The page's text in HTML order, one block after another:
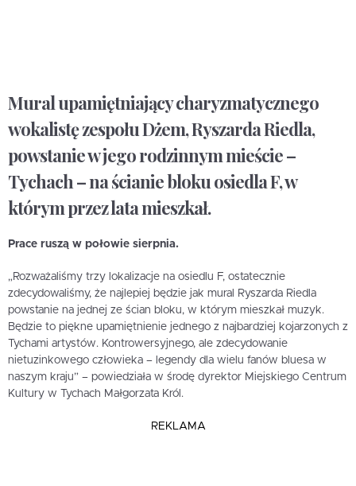
Mural upamiętniający charyzmatycznego
wokalistę zespołu Dżem, Ryszarda Riedla,
powstanie w jego rodzinnym mieście –
Tychach – na ścianie bloku osiedla F, w
którym przez lata mieszkał.
Prace ruszą w połowie sierpnia.
„Rozważaliśmy trzy lokalizacje na osiedlu F, ostatecznie
zdecydowaliśmy, że najlepiej będzie jak mural Ryszarda Riedla
powstanie na jednej ze ścian bloku, w którym mieszkał muzyk.
Będzie to piękne upamiętnienie jednego z najbardziej kojarzonych z
Tychami artystów. Kontrowersyjnego, ale zdecydowanie
nietuzinkowego człowieka – legendy dla wielu fanów bluesa w
naszym kraju” – powiedziała w środę dyrektor Miejskiego Centrum
Kultury w Tychach Małgorzata Król.
REKLAMA